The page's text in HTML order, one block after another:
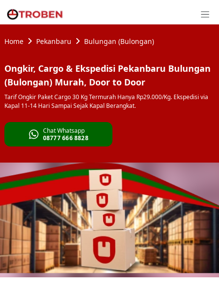
Home Pekanbaru Bulungan (Bulongan)
Ongkir, Cargo & Ekspedisi Pekanbaru Bulungan
(Bulongan) Murah, Door to Door
Tarif Ongkir Paket Cargo 30 Kg Termurah Hanya Rp29.000/Kg. Ekspedisi via
Kapal 11-14 Hari Sampai Sejak Kapal Berangkat.
Chat Whatsapp
08777 666 8828